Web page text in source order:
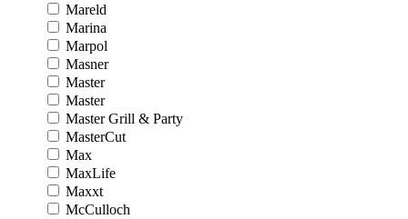
Mareld
Marina
Marpol
Masner
Master
Master
Master Grill & Party
MasterCut
Max
MaxLife
Maxxt
McCulloch